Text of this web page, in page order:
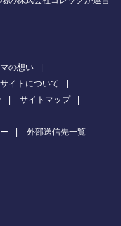
の想い
イトについて
サイトマップ
外部送信先一覧